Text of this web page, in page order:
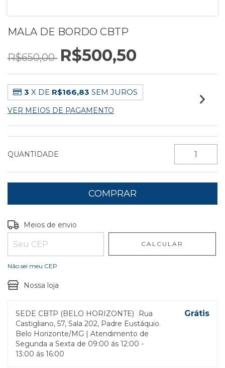
MALA DE BORDO CBTP
R$650,00 R$500,50
3 X DE R$166,83 SEM JUROS
VER MEIOS DE PAGAMENTO
QUANTIDADE
Entregas para o CEP:
Meios de envio
CALCULAR
Não sei meu CEP
Nossa loja
SEDE CBTP (BELO HORIZONTE)
Rua
Castigliano, 57, Sala 202, Padre Eustáquio.
Belo Horizonte/MG | Atendimento de
Segunda a Sexta de 09:00 ás 12:00 -
13:00 ás 16:00
Grátis